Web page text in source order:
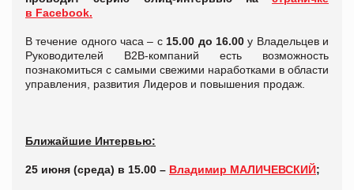
в Facebook.
В течение одного часа – с 15.00 до 16.00у Владельцев и
Руководителей В2В-компаний есть возможность
познакомиться с самыми свежими наработками в области
управления, развития Лидеров и повышения продаж.
Ближайшие Интервью:
25 июня (среда) в 15.00 – Владимир МАЛИЧЕВСКИЙ;